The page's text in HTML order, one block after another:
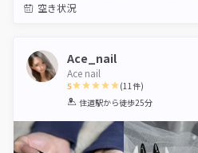
空き状況
Ace_nail
Ace nail
5
1 2 3 4 5
(11件)
住道駅から徒歩25分